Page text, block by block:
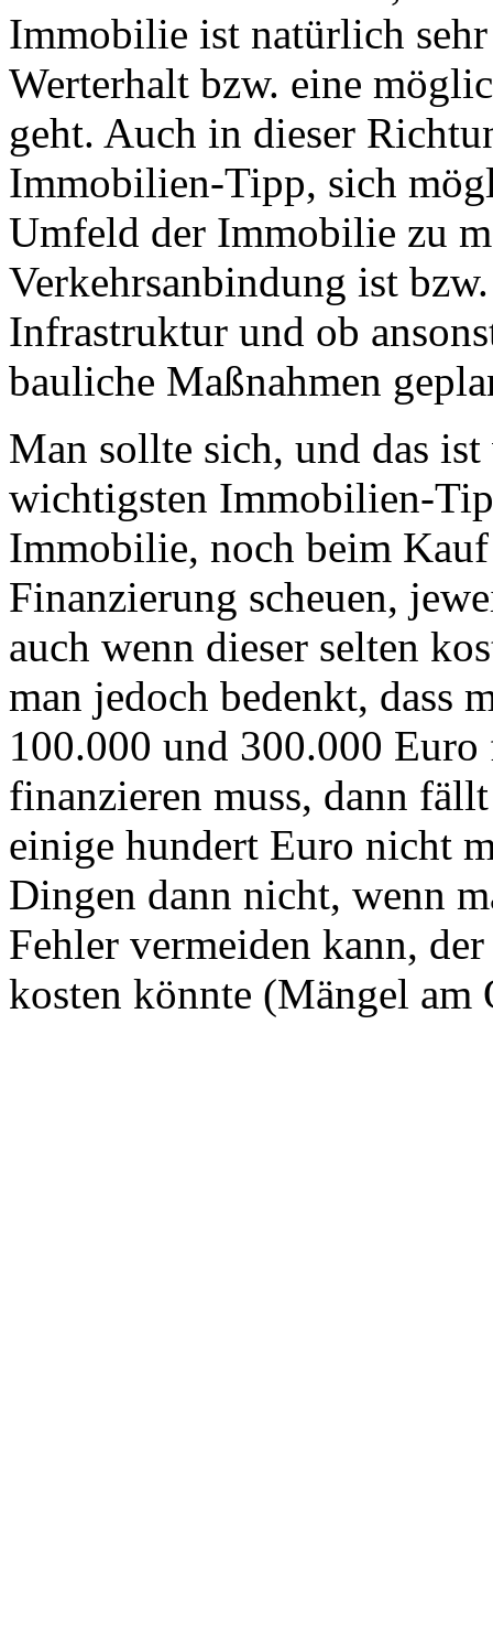
Immobilie ist natürlich
Werterhalt bzw. eine
geht. Auch in dieser
Immobilien-Tipp, sich
Umfeld der Immobilie zu
Verkehrsanbindung ist
Infrastruktur und ob
bauliche Maßnahmen
Man sollte sich, und das
wichtigsten Immobilien-
Immobilie, noch beim
Finanzierung scheuen,
auch wenn dieser selten
man jedoch bedenkt, dass
100.000 und 300.000
finanzieren muss, dann
einige hundert Euro nicht
Dingen dann nicht, wenn
Fehler vermeiden kann,
kosten könnte (Mängel am